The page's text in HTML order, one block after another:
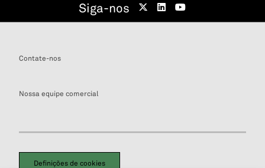
Siga-nos
Contate-nos
Nossa equipe comercial
Definições de cookies